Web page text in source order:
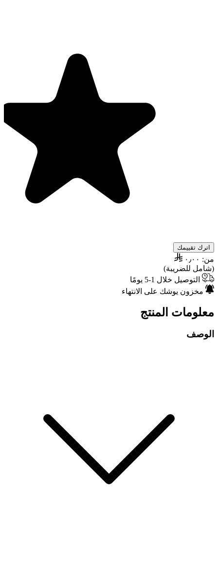
اترك تقييمك
من: ٠٫٠٠
(شامل للضريبة)
التوصيل خلال 1-5 يومًا
مخزون يوشك على الانتهاء
معلومات المنتج
الوصف